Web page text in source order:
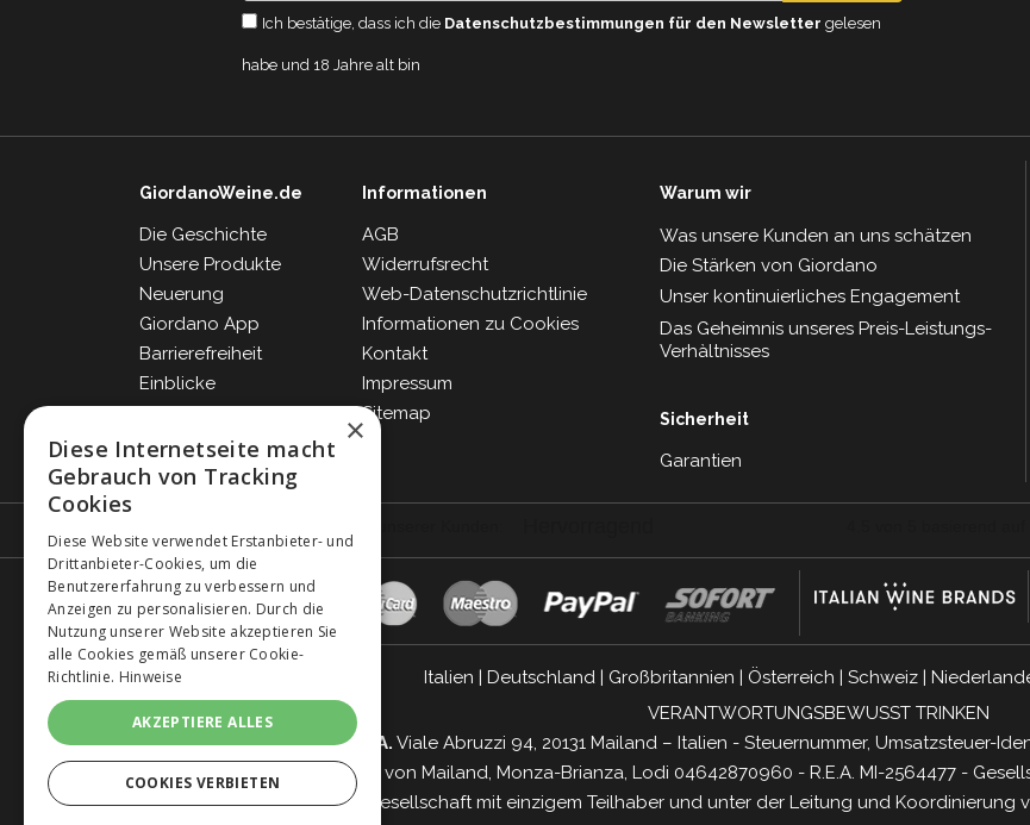
Ich bestätige, dass ich die Datenschutzbestimmungen für den Newsletter gelesen
habe und 18 Jahre alt bin
GiordanoWeine.de
Die Geschichte
Unsere Produkte
Neuerung
Giordano App
Barrierefreiheit
Einblicke
Blog
FAQ
Informationen
AGB
Widerrufsrecht
Web-Datenschutzrichtlinie
Informationen zu Cookies
Kontakt
Impressum
Sitemap
Warum wir
Was unsere Kunden an uns schätzen
Die Stärken von Giordano
Unser kontinuierliches Engagement
Das Geheimnis unseres Preis-Leistungs-
Verhàltnisses
Sicherheit
Garantien
Italien | Deutschland | Großbritannien | Österreich | Schweiz|
VERANTWORTUNGSBEWUSST TRINKEN
Giordano Vini S.p.A. Viale Abruzzi 94, 20131 Mailand – Italien - Steuernummer, Umsatzsteuer-
Handelsregister von Mailand, Monza-Brianza, Lodi 04642870960 - R.E.A. MI-2564477 -
Gesellschaft mit einzigem Teilhaber und unter der Leitung und Koordinierung
×
Diese Internetseite macht
Gebrauch von Tracking
Cookies
Diese Website verwendet Erstanbieter- und
Drittanbieter-Cookies, um die
Benutzererfahrung zu verbessern und
Anzeigen zu personalisieren. Durch die
Nutzung unserer Website akzeptieren Sie
alle Cookies gemäß unserer Cookie-
Richtlinie. Hinweise
AKZEPTIERE ALLES
COOKIES VERBIETEN